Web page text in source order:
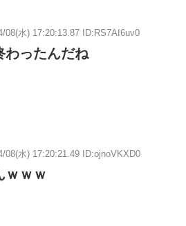
08(水) 17:20:13.87 ID:RS7AI6uv0
わったんだね
08(水) 17:20:21.49 ID:ojnoVKXD0
ｗｗｗ